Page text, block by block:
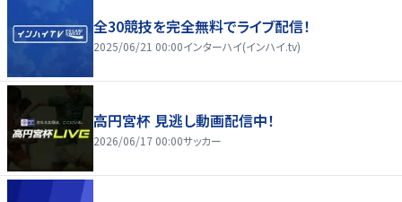
全30競技を完全無料でライブ配信！
2025/06/21 00:00インターハイ(インハイ.tv)
高円宮杯 見逃し動画配信中！
2026/06/17 00:00サッカー